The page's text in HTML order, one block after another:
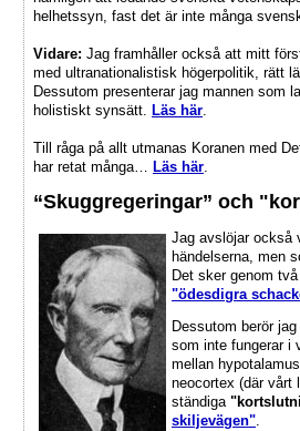
helhetssyn, fast det är inte många
Vidare: Jag framhåller också att mitt
med ultranationalistisk högerpolitik, rätt
Dessutom presenterar jag mannen som
holistiskt synsätt.
Läs här
Till råga på allt utmanas Koranen med
har retat många…
Läs här
“Skuggregeringar” och
Jag avslöjar också
händelserna, men
Det sker genom
"ödesdigra
Dessutom berör
som inte fungerar i
mellan
neocortex (där vårt
ständiga
skiljevägen".